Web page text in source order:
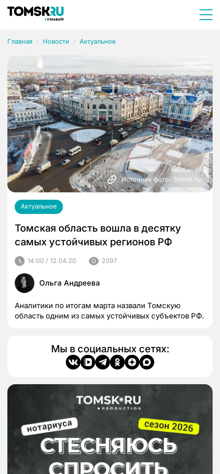
Главная Новости Актуальное
Источник фото: Tomsk.ru
Актуальное
Томская область вошла в десятку
самых устойчивых регионов РФ
14:00 / 12.04.20 2097
Ольга Андреева
Аналитики по итогам марта назвали Томскую
область одним из самых устойчивых субъектов РФ.
Мы в социальных сетях: